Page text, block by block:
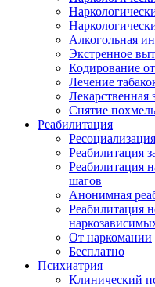
Алкогольная
Экстренное
Кодирование
Лечение
Лекарственная
Снятие
Реабилитация
Реабилитация
Реабилитация
шагов
Анонимная
Реабилитация
От наркомании
Бесплатно
Психиатрия
Клинический